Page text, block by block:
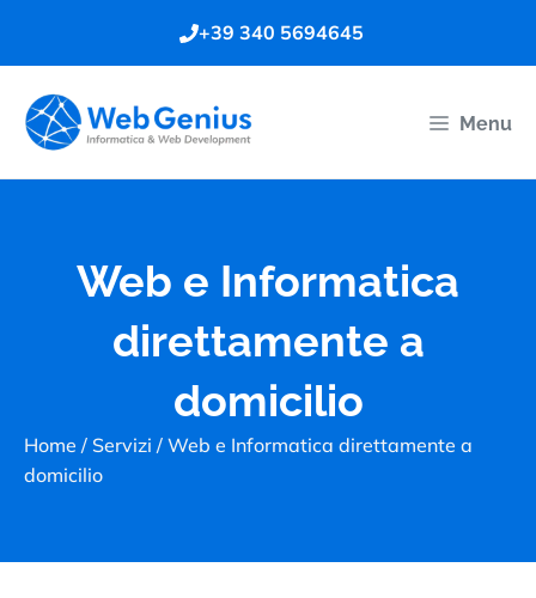
contenuto
+39 340 5694645
Menu
Web e Informatica
direttamente a
domicilio
Home / Servizi / Web e Informatica direttamente a
domicilio